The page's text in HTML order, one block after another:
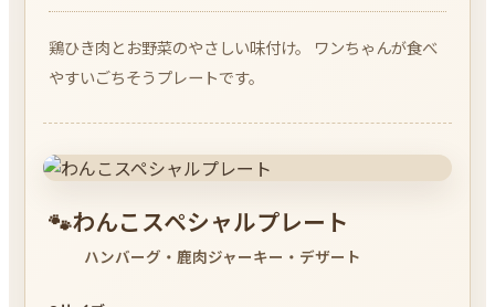
鶏ひき肉とお野菜のやさしい味付け。 ワンちゃんが食べ
やすいごちそうプレートです。
🐾わんこスペシャルプレート
ハンバーグ・鹿肉ジャーキー・デザート